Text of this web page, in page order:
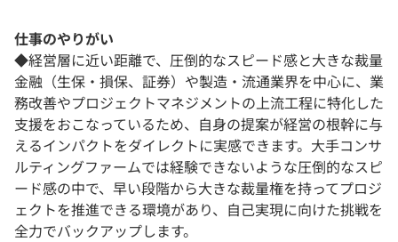
仕事のやりがい
◆経営層に近い距離で、圧倒的なスピード感と大きな裁量
金融（生保・損保、証券）や製造・流通業界を中心に、業
務改善やプロジェクトマネジメントの上流工程に特化した
支援をおこなっているため、自身の提案が経営の根幹に与
えるインパクトをダイレクトに実感できます。大手コンサ
ルティングファームでは経験できないような圧倒的なスピ
ード感の中で、早い段階から大きな裁量権を持ってプロジ
ェクトを推進できる環境があり、自己実現に向けた挑戦を
全力でバックアップします。